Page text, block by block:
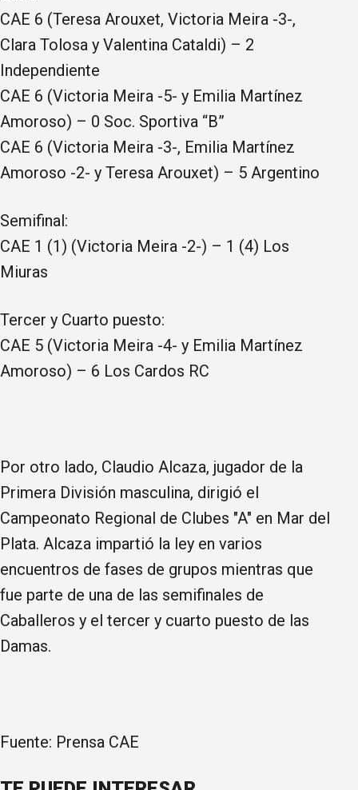
CAE 6 (Teresa Arouxet, Victoria Meira -3-,
Clara Tolosa y Valentina Cataldi) – 2
Independiente
CAE 6 (Victoria Meira -5- y Emilia Martínez
Amoroso) – 0 Soc. Sportiva “B”
CAE 6 (Victoria Meira -3-, Emilia Martínez
Amoroso -2- y Teresa Arouxet) – 5 Argentino
Semifinal:
CAE 1 (1) (Victoria Meira -2-) – 1 (4) Los
Miuras
Tercer y Cuarto puesto:
CAE 5 (Victoria Meira -4- y Emilia Martínez
Amoroso) – 6 Los Cardos RC
Por otro lado, Claudio Alcaza, jugador de la
Primera División masculina, dirigió el
Campeonato Regional de Clubes "A" en Mar del
Plata. Alcaza impartió la ley en varios
encuentros de fases de grupos mientras que
fue parte de una de las semifinales de
Caballeros y el tercer y cuarto puesto de las
Damas.
Fuente: Prensa CAE